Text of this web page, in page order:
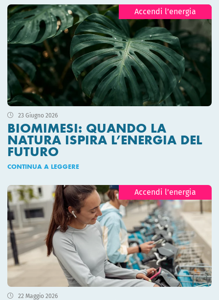
Accendi l’energia
23 Giugno 2026
BIOMIMESI: QUANDO LA
NATURA ISPIRA L’ENERGIA DEL
FUTURO
CONTINUA A LEGGERE
Accendi l’energia
22 Maggio 2026